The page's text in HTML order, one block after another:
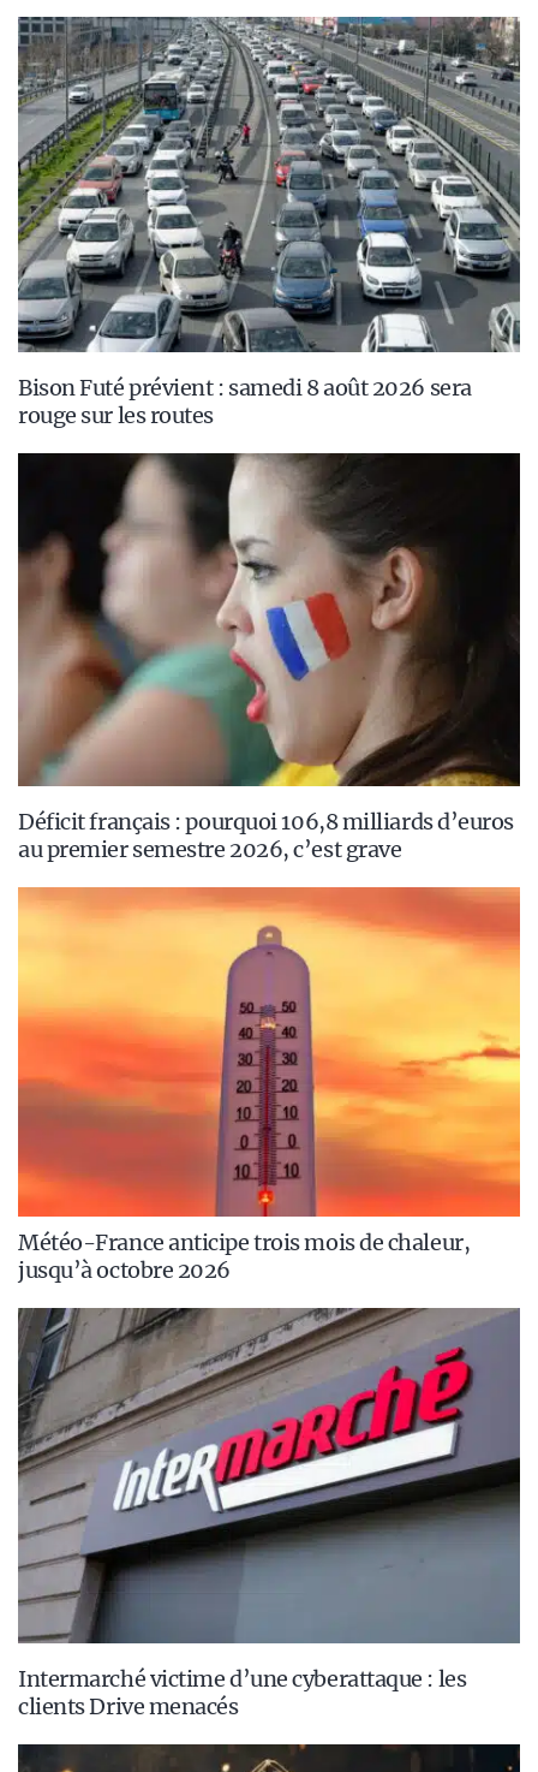
Bison Futé prévient : samedi 8 août 2026 sera
rouge sur les routes
Déficit français : pourquoi 106,8 milliards d’euros
au premier semestre 2026, c’est grave
Météo-France anticipe trois mois de chaleur,
jusqu’à octobre 2026
Intermarché victime d’une cyberattaque : les
clients Drive menacés